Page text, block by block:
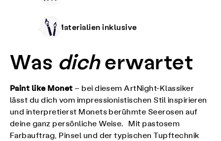
Alle Materialien inklusive
Was dicherwartet
Paint like Monet – bei diesem ArtNight-Klassiker
lässt du dich vom impressionistischen Stil inspirieren
und interpretierst Monets berühmte Seerosen auf
deine ganz persönliche Weise. Mit pastosem
Farbauftrag, Pinsel und der typischen Tupftechnik